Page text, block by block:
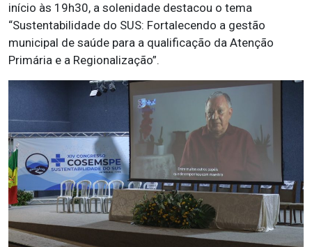
início às 19h30, a solenidade destacou o tema
“Sustentabilidade do SUS: Fortalecendo a gestão
municipal de saúde para a qualificação da Atenção
Primária e a Regionalização”.